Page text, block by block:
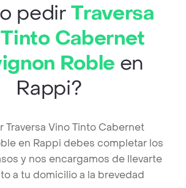
pedirTraversa
Cabernet
Roble en
Rappi?
Traversa Vino Tinto Cabernet
en Rappi debes completar los
y nos encargamos de llevarte
a tu domicilio a la brevedad